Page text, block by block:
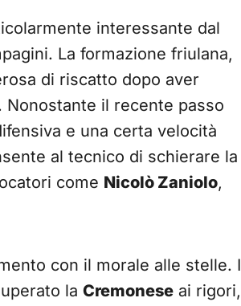
interessante dal
La formazione friulana,
di riscatto dopo aver
Nonostante il recente passo
e una certa velocità
al tecnico di schierare la
come Nicolò Zaniolo,
con il morale alle stelle. I
la Cremonese ai rigori,